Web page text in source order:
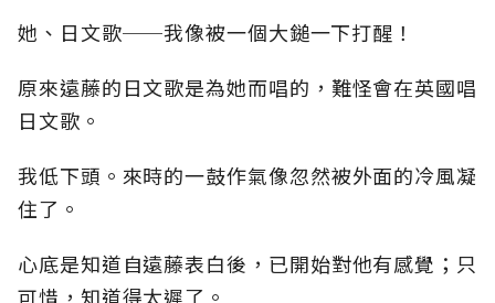
她、日文歌──我像被一個大鎚一下打醒！
原來遠藤的日文歌是為她而唱的，難怪會在英國唱
日文歌。
我低下頭。來時的一鼓作氣像忽然被外面的冷風凝
住了。
心底是知道自遠藤表白後，已開始對他有感覺；只
可惜，知道得太遲了。